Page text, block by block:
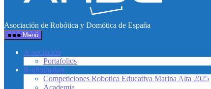
Asociación de Robótica y Domótica de España
Menú
A-sociación
Portafolios
R-obotmaker
Competiciones Robotica Educativa Marina Alta 2025
Academia